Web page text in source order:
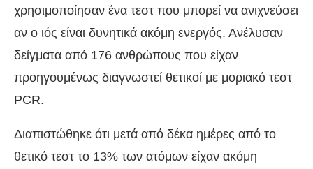
χρησιμοποίησαν ένα τεστ που μπορεί να ανιχνεύσει
αν ο ιός είναι δυνητικά ακόμη ενεργός. Ανέλυσαν
δείγματα από 176 ανθρώπους που είχαν
προηγουμένως διαγνωστεί θετικοί με μοριακό τεστ
PCR.
Διαπιστώθηκε ότι μετά από δέκα ημέρες από το
θετικό τεστ το 13% των ατόμων είχαν ακόμη